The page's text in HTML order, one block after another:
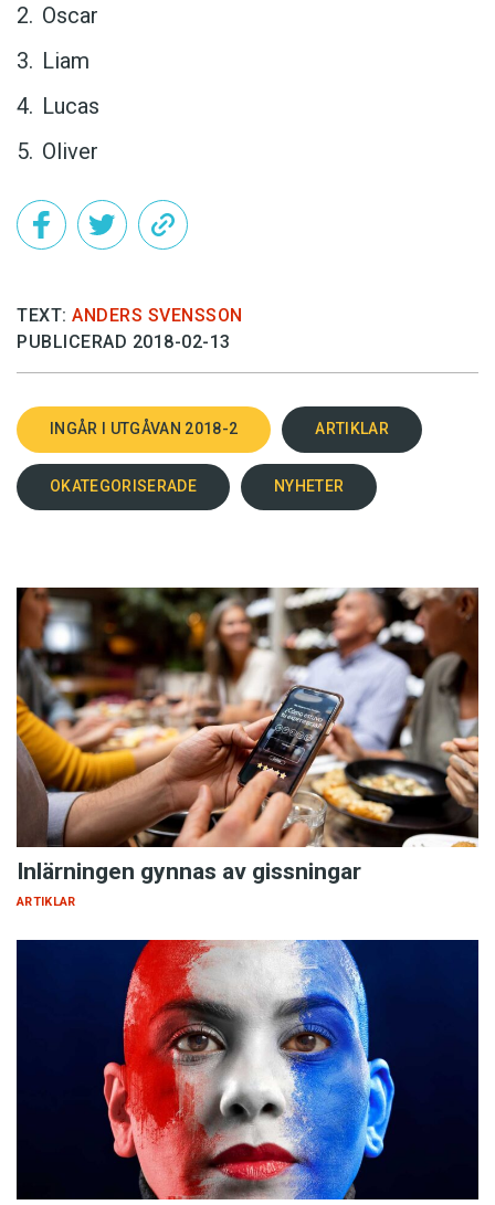
Oscar
Liam
Lucas
Oliver
TEXT: ANDERS SVENSSON
PUBLICERAD 2018-02-13
INGÅR I UTGÅVAN 2018-2 ARTIKLAR
OKATEGORISERADE NYHETER
Inlärningen gynnas av gissningar
ARTIKLAR